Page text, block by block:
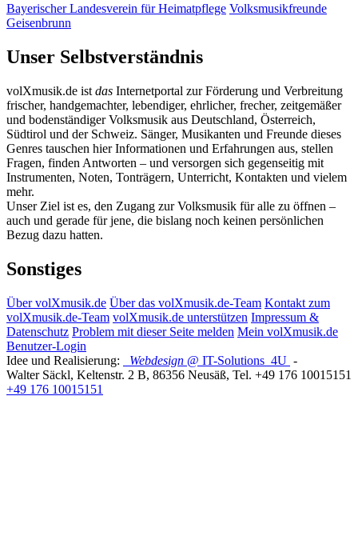
Bayerischer Landesverein für Heimatpflege Volksmusikfreunde
Geisenbrunn
Unser Selbstverständnis
volXmusik.de ist das Internetportal zur Förderung und Verbreitung
frischer, handgemachter, lebendiger, ehrlicher, frecher, zeitgemäßer
und bodenständiger Volksmusik aus Deutschland, Österreich,
Südtirol und der Schweiz. Sänger, Musikanten und Freunde dieses
Genres tauschen hier Informationen und Erfahrungen aus, stellen
Fragen, finden Antworten – und versorgen sich gegenseitig mit
Instrumenten, Noten, Tonträgern, Unterricht, Kontakten und vielem
mehr.
Unser Ziel ist es, den Zugang zur Volksmusik für alle zu öffnen –
auch und gerade für jene, die bislang noch keinen persönlichen
Bezug dazu hatten.
Sonstiges
Über volXmusik.de Über das volXmusik.de-Team Kontakt zum
volXmusik.de-Team volXmusik.de unterstützen Impressum &
Datenschutz Problem mit dieser Seite melden Mein volXmusik.de
Benutzer-Login
Idee und Realisierung:
Webdesign @ IT-Solutions 4U -
Walter Säckl, Keltenstr. 2 B, 86356 Neusäß, Tel. +49 176 10015151
+49 176 10015151